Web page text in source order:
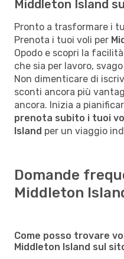
Middleton Island
Pronto a trasformare i
Prenota i tuoi voli per
Opodo e scopri la
che sia per lavoro,
Non dimenticare di
sconti ancora più
ancora. Inizia a
prenota subito i tuoi
Island per un viaggio
Domande
Middleton
Come posso trovare
Middleton Island sul